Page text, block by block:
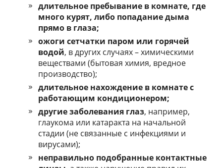
длительное пребывание в комнате, где
много курят, либо попадание дыма
прямо в глаза;
ожоги сетчатки паром или горячей
водой, в других случаях – химическими
веществами (бытовая химия, вредное
производство);
длительное нахождение в комнате с
работающим кондиционером;
другие заболевания глаз, например,
глаукома или катаракта на начальной
стадии (не связанные с инфекциями и
вирусами);
неправильно подобранные контактные